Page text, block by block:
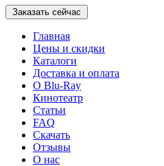
Главная
Цены и скидки
Каталоги
Доставка и оплата
О Blu-Ray
Кинотеатр
Статьи
FAQ
Скачать
Отзывы
О нас